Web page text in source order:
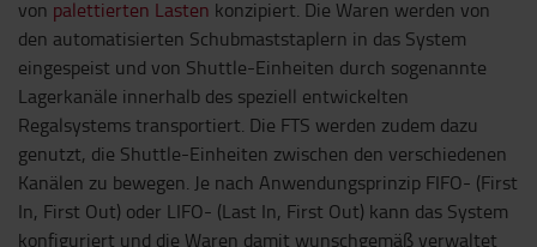
von palettierten Lasten konzipiert. Die Waren werden von
den automatisierten Schubmaststaplern in das System
eingespeist und von Shuttle-Einheiten durch sogenannte
Lagerkanäle innerhalb des speziell entwickelten
Regalsystems transportiert. Die FTS werden zudem dazu
genutzt, die Shuttle-Einheiten zwischen den verschiedenen
Kanälen zu bewegen. Je nach Anwendungsprinzip FIFO- (First
In, First Out) oder LIFO- (Last In, First Out) kann das System
konfiguriert und die Waren damit wunschgemäß verwaltet